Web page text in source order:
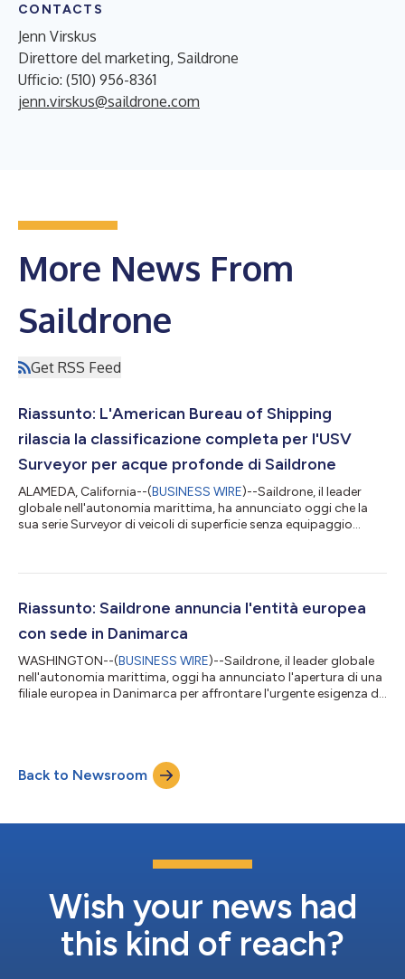
CONTACTS
Jenn Virskus
Direttore del marketing, Saildrone
Ufficio: (510) 956-8361
jenn.virskus@saildrone.com
More News From
Saildrone
Get RSS Feed
Riassunto: L'American Bureau of Shipping
rilascia la classificazione completa per l'USV
Surveyor per acque profonde di Saildrone
ALAMEDA, California--(BUSINESS WIRE)--Saildrone, il leader
globale nell'autonomia marittima, ha annunciato oggi che la
sua serie Surveyor di veicoli di superficie senza equipaggio
del Voyager, l'USV costiero e near-shore di Saildron, che ha
fissa un nuovo punto di riferimento globale per i sistemi senza
Riassunto: Saildrone annuncia l'entità europea
con sede in Danimarca
WASHINGTON--(BUSINESS WIRE)--Saildrone, il leader globale
nell'autonomia marittima, oggi ha annunciato l'apertura di una
filiale europea in Danimarca per affrontare l'urgente esigenza di
sarà un'entità europea, con sede a Copenhagen, Danimarca.
Questa espansione strategica riflette l'impegno di Saildrone a
Back to Newsroom
Wish your news had
this kind of reach?